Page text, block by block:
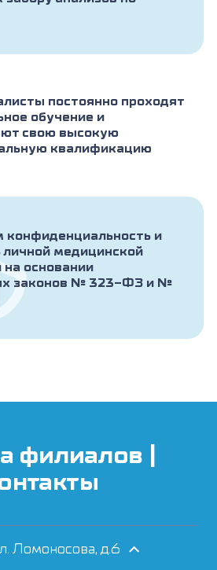
постоянно проходят
обучение и
свою высокую
квалификацию
конфиденциальность и
личной медицинской
основании
законов № 323-ФЗ и №
филиалов |
Ломоносова, д.6